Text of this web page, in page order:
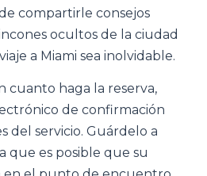
compartirle consejos
ocultos de la ciudad
a Miami sea inolvidable.
cuanto haga la reserva,
de confirmación
del servicio. Guárdelo a
que es posible que su